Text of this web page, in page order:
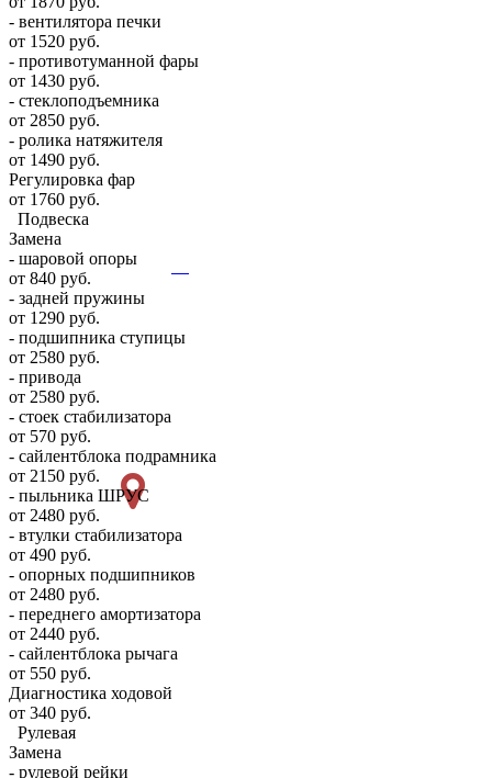
- вентилятора печки
от 1520 руб.
- противотуманной фары
от 1430 руб.
- стеклоподъемника
от 2850 руб.
- ролика натяжителя
от 1490 руб.
Регулировка фар
от 1760 руб.
Подвеска
Замена
- шаровой опоры
от 840 руб.
- задней пружины
от 1290 руб.
- подшипника ступицы
от 2580 руб.
- привода
от 2580 руб.
- стоек стабилизатора
от 570 руб.
- сайлентблока подрамника
от 2150 руб.
- пыльника ШРУС
от 2480 руб.
- втулки стабилизатора
от 490 руб.
- опорных подшипников
от 2480 руб.
- переднего амортизатора
от 2440 руб.
- сайлентблока рычага
от 550 руб.
Диагностика ходовой
от 340 руб.
Рулевая
Замена
- рулевой рейки